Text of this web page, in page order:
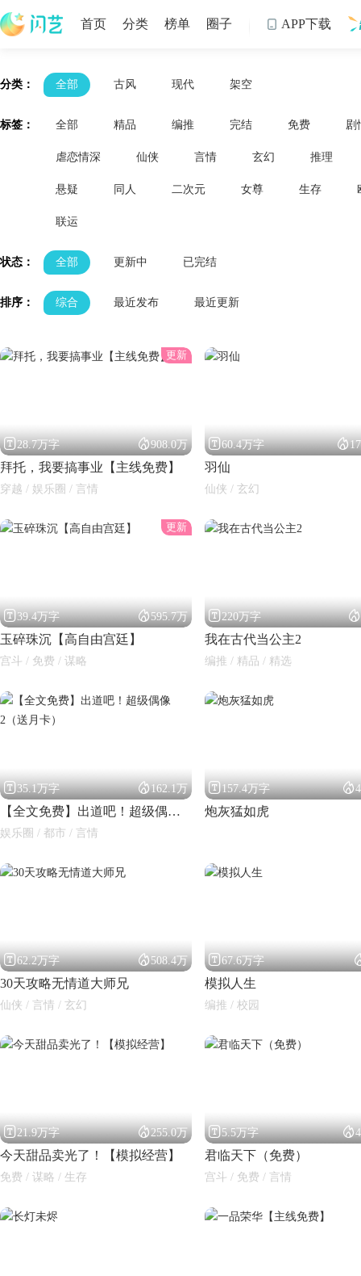
闪艺
首页 分类 榜单 圈子  APP下载
分类： 全部 古风 现代 架空
标签： 全部 精品 编推 完结 免费 剧
虐恋情深 仙侠 言情 玄幻 推理
悬疑 同人 二次元 女尊 生存
联运
状态： 全部 更新中 已完结
排序： 综合 最近发布 最近更新
更新
28.7万字 908.0万
拜托，我要搞事业【主线免费】
穿越 / 娱乐圈 / 言情
60.4万字 
羽仙
仙侠 / 玄幻
更新
39.4万字 595.7万
玉碎珠沉【高自由宫廷】
宫斗 / 免费 / 谋略
220万字 
我在古代当公主2
编推 / 精品 / 精选
35.1万字 162.1万
【全文免费】出道吧！超级偶像2（送月卡）
娱乐圈 / 都市 / 言情
157.4万字 
炮灰猛如虎
62.2万字 508.4万
30天攻略无情道大师兄
仙侠 / 言情 / 玄幻
67.6万字
模拟人生
编推 / 校园
21.9万字 255.0万
今天甜品卖光了！【模拟经营】
免费 / 谋略 / 生存
5.5万字 
君临天下（免费）
宫斗 / 免费 / 言情